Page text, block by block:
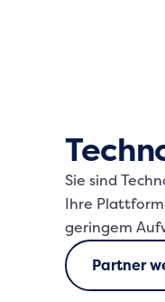
Sie sind
Ihre
geringem
Partner